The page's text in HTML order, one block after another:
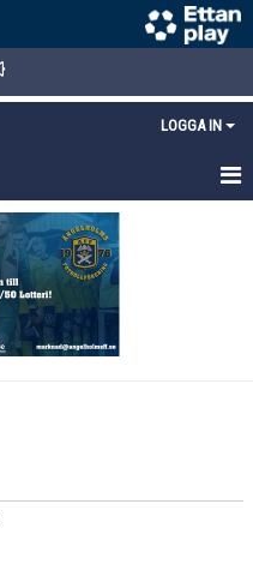
LOGGA IN